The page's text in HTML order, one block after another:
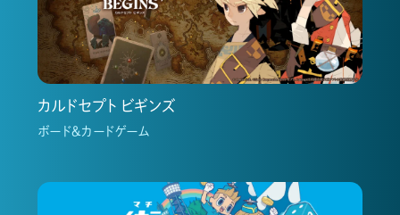
カルドセプト ビギンズ
ボード＆カードゲーム